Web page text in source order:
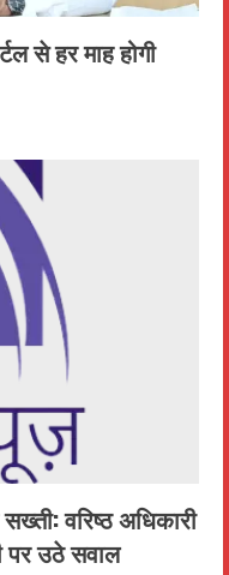
से हर माह होगी
वरिष्ठ अधिकारी
पर उठे सवाल